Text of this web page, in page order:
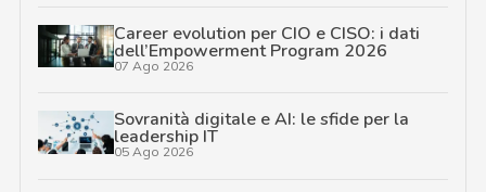
Career evolution per CIO e CISO: i dati
dell’Empowerment Program 2026
07 Ago 2026
Sovranità digitale e AI: le sfide per la
leadership IT
05 Ago 2026